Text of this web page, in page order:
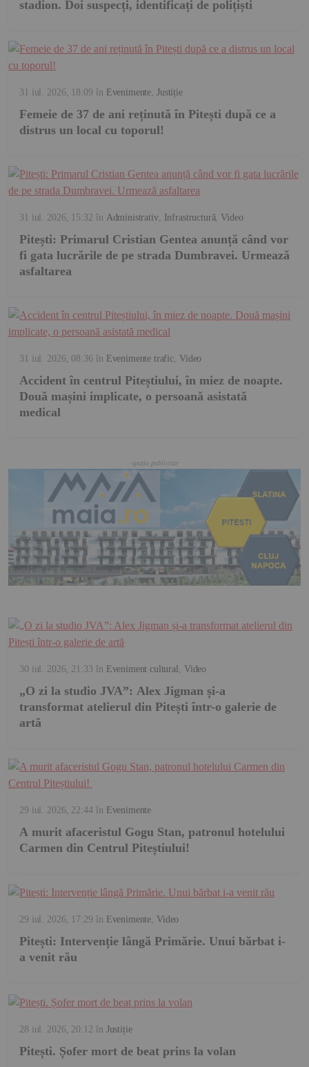
stadion. Doi suspecți, identificați de polițiști
31 iul. 2026, 18:09 în Evenimente ,Justiție
Femeie de 37 de ani reținută în Pitești după ce a
distrus un local cu toporul!
31 iul. 2026, 15:32 în Administrativ, Infrastructură Video
Pitești: Primarul Cristian Gentea anunță când vor
fi gata lucrările de pe strada Dumbravei. Urmează
asfaltarea
31 iul. 2026, 08:36 în Evenimente trafic, Video
Accident în centrul Piteștiului, în miez de noapte.
Două mașini implicate, o persoană asistată
medical
30 iul. 2026, 21:33 în Eveniment cultural , Video
„O zi la studio JVA”: Alex Jigman și-a
transformat atelierul din Pitești într-o galerie de
artă
29 iul. 2026, 22:44în Evenimente
A murit afaceristul Gogu Stan, patronul hotelului
Carmen din Centrul Piteștiului!
29 iul. 2026, 17:29 în Evenimente, Video
Pitești: Intervenție lângă Primărie. Unui bărbat i-
a venit rău
28 iul. 2026, 20:12 în Justiție
Pitești. Șofer mort de beat prins la volan